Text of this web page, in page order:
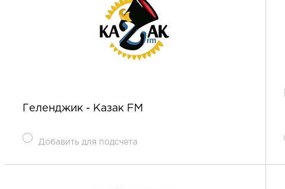
Геленджик - Казак FM
Добавить для подсчета